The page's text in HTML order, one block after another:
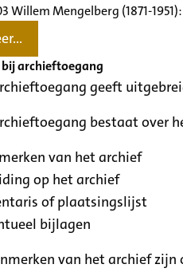
Willem Mengelberg (1871-
archieftoegang
geeft
bestaat over
van het archief
op het archief
of plaatsingslijst
bijlagen
van het archief